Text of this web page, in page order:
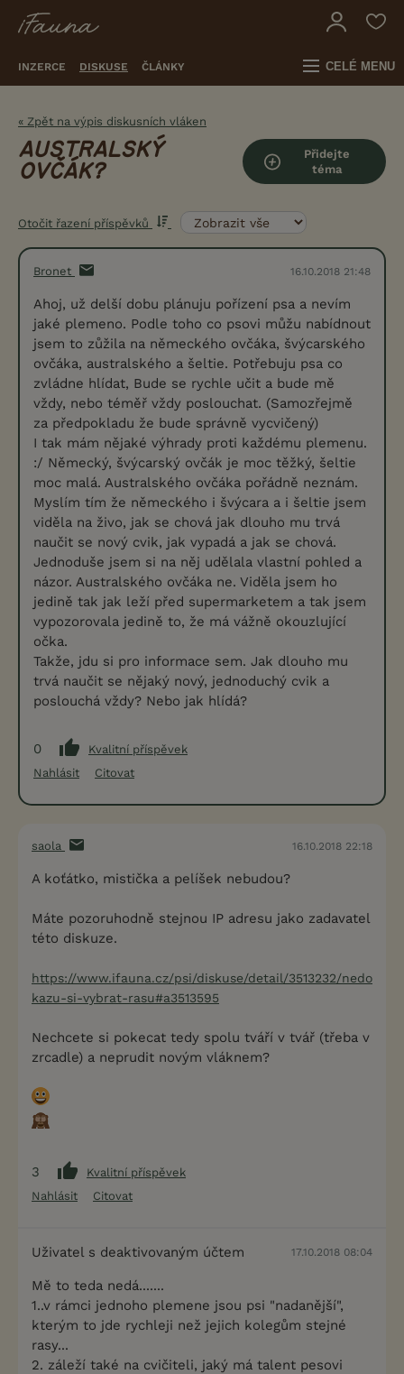
INZERCE DISKUSE ČLÁNKY CELÉ MENU
« Zpět na výpis diskusních vláken
AUSTRALSKÝ
OVČÁK?
Přidejte
téma
Otočit řazení příspěvků
Bronet 16.10.2018 21:48
Ahoj, už delší dobu plánuju pořízení psa a nevím
jaké plemeno. Podle toho co psovi můžu nabídnout
jsem to zůžila na německého ovčáka, švýcarského
ovčáka, australského a šeltie. Potřebuju psa co
zvládne hlídat, Bude se rychle učit a bude mě
vždy, nebo téměř vždy poslouchat. (Samozřejmě
za předpokladu že bude správně vycvičený)
I tak mám nějaké výhrady proti každému plemenu.
:/ Německý, švýcarský ovčák je moc těžký, šeltie
moc malá. Australského ovčáka pořádně neznám.
Myslím tím že německého i švýcara a i šeltie jsem
viděla na živo, jak se chová jak dlouho mu trvá
naučit se nový cvik, jak vypadá a jak se chová.
Jednoduše jsem si na něj udělala vlastní pohled a
názor. Australského ovčáka ne. Viděla jsem ho
jedině tak jak leží před supermarketem a tak jsem
vypozorovala jedině to, že má vážně okouzlující
očka.
Takže, jdu si pro informace sem. Jak dlouho mu
trvá naučit se nějaký nový, jednoduchý cvik a
poslouchá vždy? Nebo jak hlídá?
0
Kvalitní příspěvek
Nahlásit
Citovat
saola 16.10.2018 22:18
A koťátko, mistička a pelíšek nebudou?
Máte pozoruhodně stejnou IP adresu jako zadavatel
této diskuze.
https://www.ifauna.cz/psi/diskuse/detail/3513232/nedo
kazu-si-vybrat-rasu#a3513595
Nechcete si pokecat tedy spolu tváří v tvář (třeba v
zrcadle) a neprudit novým vláknem?
3
Kvalitní příspěvek
Nahlásit
Citovat
Uživatel s deaktivovaným účtem 17.10.2018 08:04
Mě to teda nedá.......
1..v rámci jednoho plemene jsou psi "nadanější",
kterým to jde rychleji než jejich kolegům stejné
rasy...
2. záleží také na cvičiteli, jaký má talent pesovi